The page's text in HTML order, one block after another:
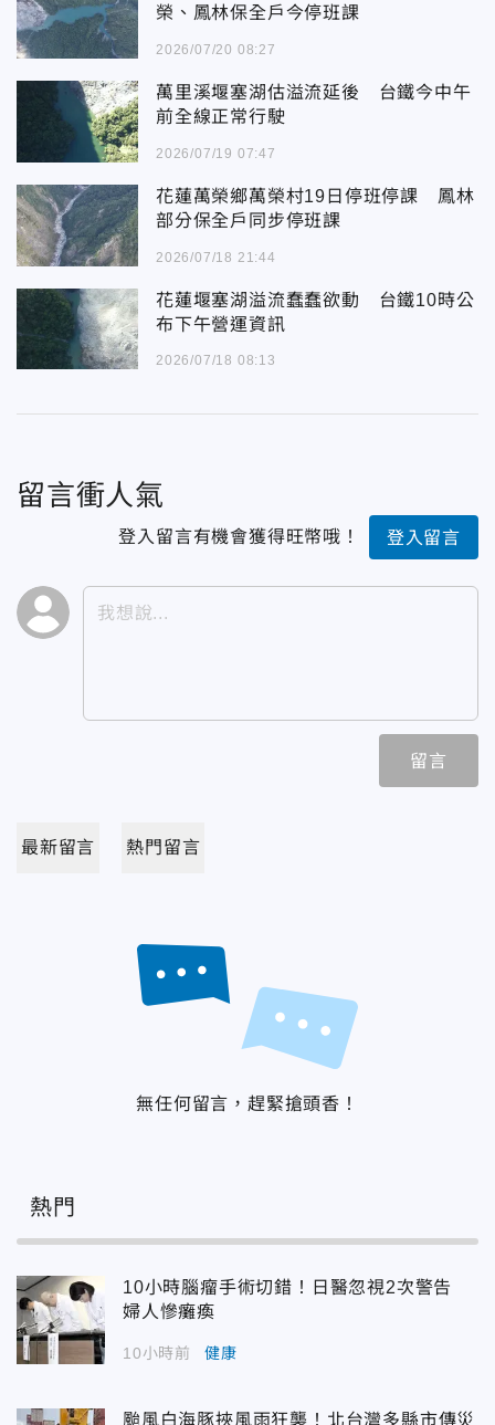
榮、鳳林保全戶今停班課
2026/07/20 08:27
萬里溪堰塞湖估溢流延後 台鐵今中午
前全線正常行駛
2026/07/19 07:47
花蓮萬榮鄉萬榮村19日停班停課 鳳林
部分保全戶同步停班課
2026/07/18 21:44
花蓮堰塞湖溢流蠢蠢欲動 台鐵10時公
布下午營運資訊
2026/07/18 08:13
留言衝人氣
登入留言有機會獲得旺幣哦！ 登入留言
留言
最新留言 熱門留言
無任何留言，趕緊搶頭香！
熱門
10小時腦瘤手術切錯！日醫忽視2次警告
婦人慘癱瘓
10小時前 健康
颱風白海豚挾風雨狂襲！北台灣多縣市傳災